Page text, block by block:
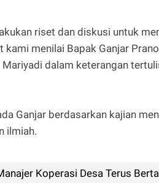
riset dan diskusi untuk
kami menilai Bapak Ganjar
dalam keterangan
Ganjar berdasarkan kajian
ilmiah.
Koperasi Desa Terus